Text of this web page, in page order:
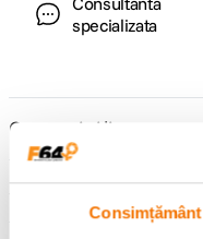
Consimțământ
specializata
Comenzi si livrare
Suport